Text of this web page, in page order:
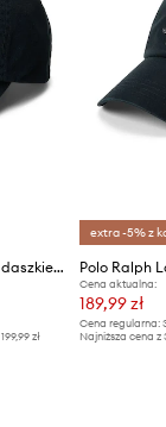
Polo Ralph Lauren czapka z daszkiem bawełniana
199,99 zł
extra -5% z
Cena aktualna:
189,99 zł
Cena regularna:
Najniższa cena